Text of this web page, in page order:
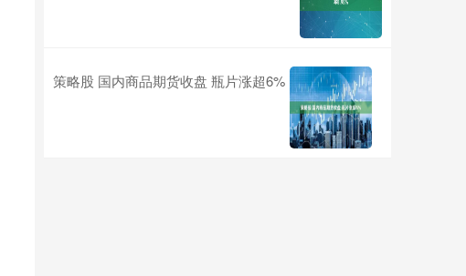
策略股 国内商品期货收盘 瓶片涨超6%